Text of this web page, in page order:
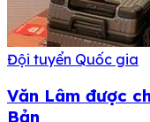
Đội tuyển Quốc gia
Văn Lâm được
Bản